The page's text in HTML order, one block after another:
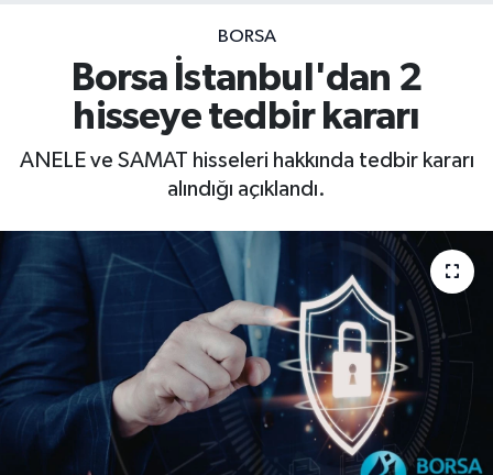
BORSA
Borsa İstanbul'dan 2
hisseye tedbir kararı
ANELE ve SAMAT hisseleri hakkında tedbir kararı
alındığı açıklandı.
Bitcoin
Şirket Haberleri
Borsa Gundem
BIST 100 Isı Haritası
Coin Isı Haritası
Ekonomik Takvim
Kiripto Para Piyasası
Gizlilik Sözleşmesi